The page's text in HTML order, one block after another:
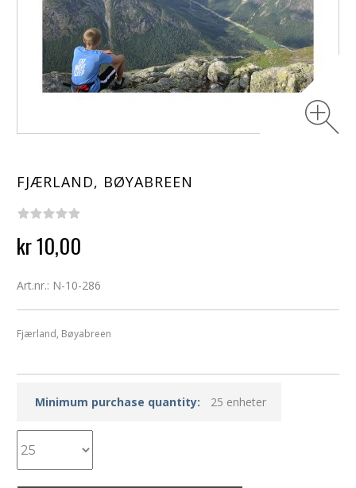
FJÆRLAND, BØYABREEN
kr 10,00
Art.nr.: N-10-286
Fjærland, Bøyabreen
Minimum purchase quantity: 25 enheter